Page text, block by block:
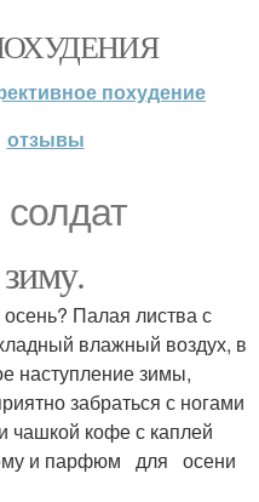
похудение
отзывы
Палая листва с
влажный воздух, в
наступление зимы,
забраться с ногами
чашкой кофе с каплей
и парфюм для осени